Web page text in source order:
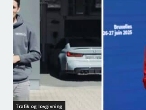
Trafik og lovgivning